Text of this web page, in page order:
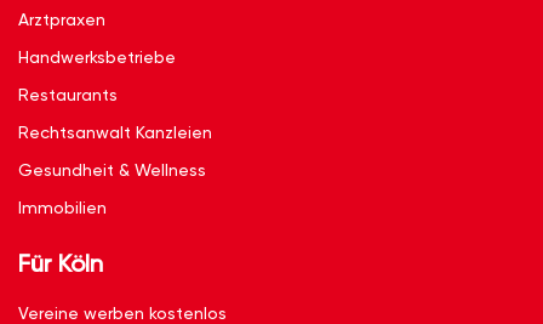
Arztpraxen
Handwerksbetriebe
Restaurants
Rechtsanwalt Kanzleien
Gesundheit & Wellness
Immobilien
Für Köln
Vereine werben kostenlos